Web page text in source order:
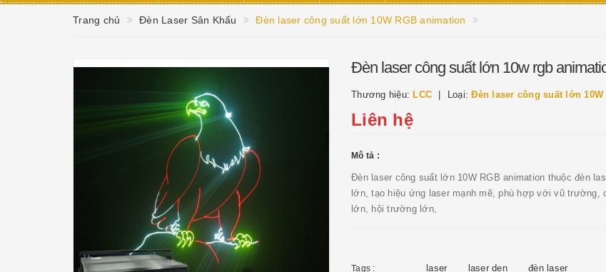
Trang chủ Đèn Laser Sân Khấu Đèn laser công suất lớn 10W RGB animation
Đèn laser công suất lớn 10w rgb
Thương hiệu: LCC Loại:Đèn laser công suất lớn 10W
Liên hệ
Mô tả :
Đèn laser công suất lớn 10W RGB animation thuộc đèn
lớn, tạo hiệu ứng laser mạnh mẽ, phù hợp với vũ trường,
lớn, hội trường lớn,
Tags : laser laser den đèn laser